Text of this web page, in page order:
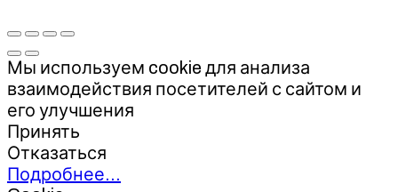
Мы используем cookie для анализа
взаимодействия посетителей с сайтом и
его улучшения
Принять
Отказаться
Подробнее…